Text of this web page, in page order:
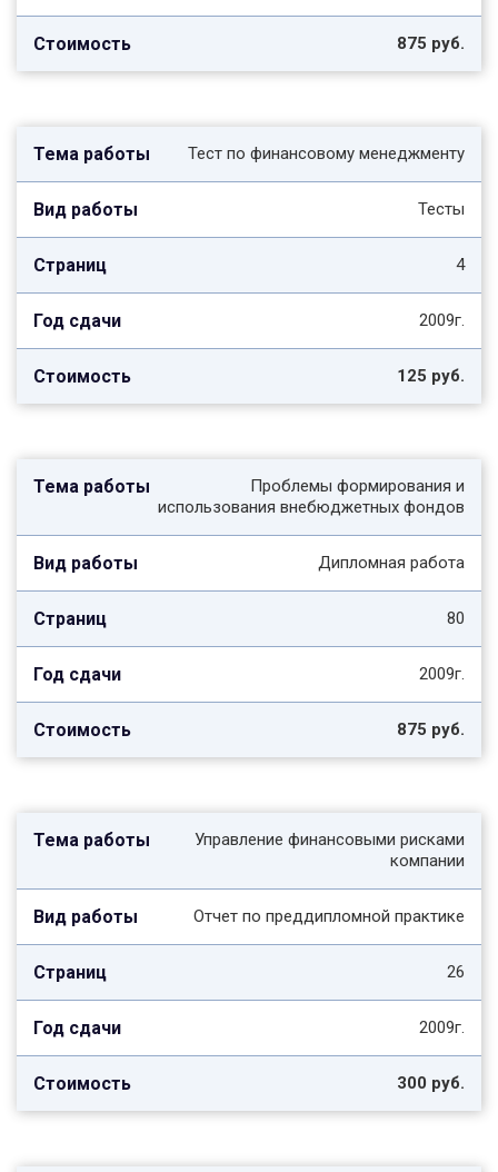
875 руб.
Тест по финансовому менеджменту
Тесты
4
2009г.
125 руб.
Проблемы формирования и
использования внебюджетных фондов
Дипломная работа
80
2009г.
875 руб.
Управление финансовыми рисками
компании
Отчет по преддипломной практике
26
2009г.
300 руб.